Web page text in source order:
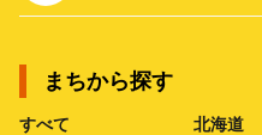
まちから探す
すべて 北海道